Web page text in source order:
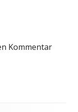
Kommentar